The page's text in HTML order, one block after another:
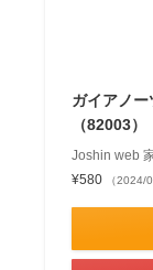
ガイアノ
（82003）
Joshin web
¥580
（2024/